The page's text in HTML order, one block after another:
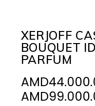
XERJOFF
BOUQUET
PARFUM
AMD
AMD